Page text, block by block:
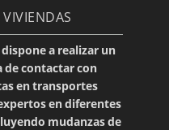
a realizar un
de contactar con
en transportes
en diferentes
mudanzas de